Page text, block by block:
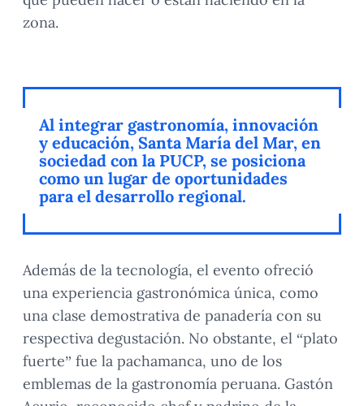
zona.
Al integrar gastronomía, innovación
y educación, Santa María del Mar, en
sociedad con la PUCP, se posiciona
como un lugar de oportunidades
para el desarrollo regional.
Además de la tecnología, el evento ofreció
una experiencia gastronómica única, como
una clase demostrativa de panadería con su
respectiva degustación. No obstante, el “plato
fuerte” fue la pachamanca, uno de los
emblemas de la gastronomía peruana. Gastón